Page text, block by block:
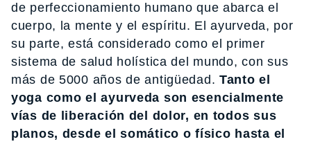
de perfeccionamiento humano que abarca el
cuerpo, la mente y el espíritu. El ayurveda, por
su parte, está considerado como el primer
sistema de salud holística del mundo, con sus
más de 5000 años de antigüedad.Tanto el
yoga como el ayurveda son esencialmente
vías de liberación del dolor, en todos sus
planos, desde el somático o físico hasta el